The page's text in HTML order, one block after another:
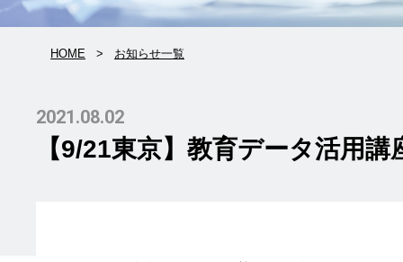
HOME お知らせ一覧
2021.08.02
【9/21東京】教育データ活用